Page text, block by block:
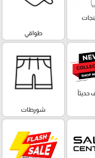
طواقي
حديثاً
شورطات